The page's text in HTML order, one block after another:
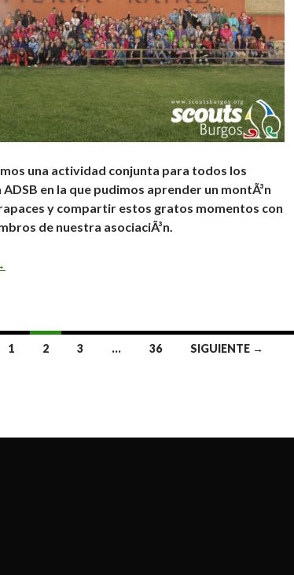
una actividad conjunta para todos los
en la que pudimos aprender un montÃ³n
y compartir estos gratos momentos con
de nuestra asociaciÃ³n.
a Tierra Rapaz
1 2 3 … 36 SIGUIENTE →